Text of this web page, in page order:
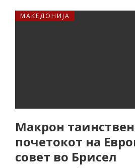
МАКЕДОНИЈА
Макрон
почетокот на
совет во Брисел